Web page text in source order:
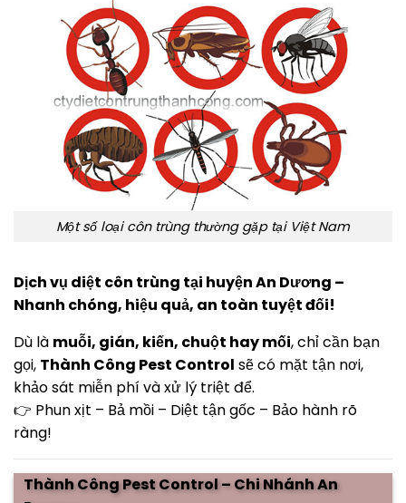
Một số loại côn trùng thường gặp tại Việt Nam
Dịch vụ diệt côn trùng tại huyện An Dương –
Nhanh chóng, hiệu quả, an toàn tuyệt đối!
Dù là muỗi, gián, kiến, chuột hay mối, chỉ cần bạn
gọi, Thành Công Pest Control sẽ có mặt tận nơi,
khảo sát miễn phí và xử lý triệt để.
👉 Phun xịt – Bả mồi – Diệt tận gốc – Bảo hành rõ
ràng!
Thành Công Pest Control – Chi Nhánh An